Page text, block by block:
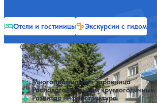
Отели и гостиницы Экскурсии с гидом
Санаторий Аршан
4.374 отзыва
Аршан
Многопрофильная здравница
Располагает крытым
Развитая инфраструктура
Нет цен или свободных мест на
Выбрать другой